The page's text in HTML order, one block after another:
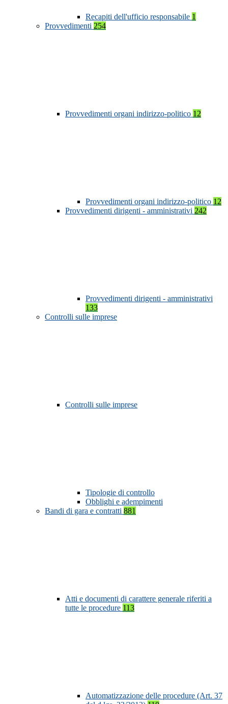
Recapiti dell'ufficio responsabile 1
Provvedimenti 254
Provvedimenti organi indirizzo-politico 12
Provvedimenti organi indirizzo-politico 12
Provvedimenti dirigenti - amministrativi 242
Provvedimenti dirigenti - amministrativi
133
Controlli sulle imprese
Controlli sulle imprese
Tipologie di controllo
Obblighi e adempimenti
Bandi di gara e contratti 881
Atti e documenti di carattere generale riferiti a
tutte le procedure 113
Automatizzazione delle procedure (Art. 37